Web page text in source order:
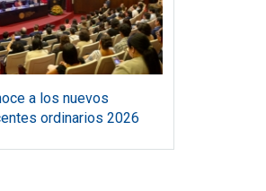
a los nuevos
ordinarios 2026